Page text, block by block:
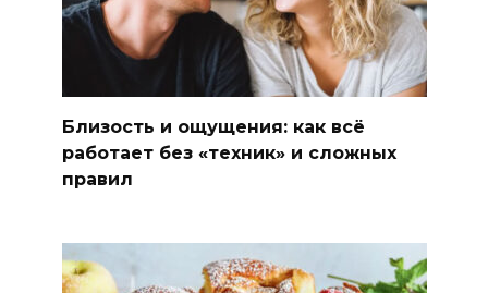
Близость и ощущения: как всё
работает без «техник» и сложных
правил